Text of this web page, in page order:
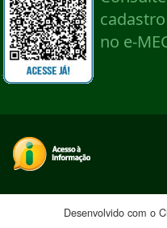
Desenvolvido com o